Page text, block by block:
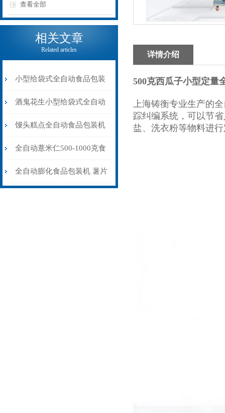
查看全部
相关文章
Related articles
小型给袋式全自动食品包装
机100-1000克
酒鬼花生小型给袋式全自动
食品包装机定制
馒头糕点全自动食品包装机
可充氮气
全自动薏米仁500-1000克食
品包装机设备
全自动膨化食品包装机 薯片
详情介绍
500克西瓜子小型定量
上海铸衡专业生产的
踪纠编系统，可以节
盐、洗衣粉等物料进